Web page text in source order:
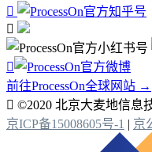



前往ProcessOn全球网站 →
 ©2020 北京大麦地信息
京ICP备15008605号-1 | 京